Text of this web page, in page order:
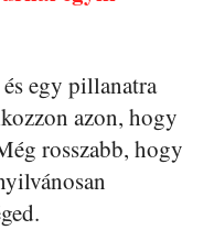
egy pillanatra
azon, hogy
rosszabb, hogy